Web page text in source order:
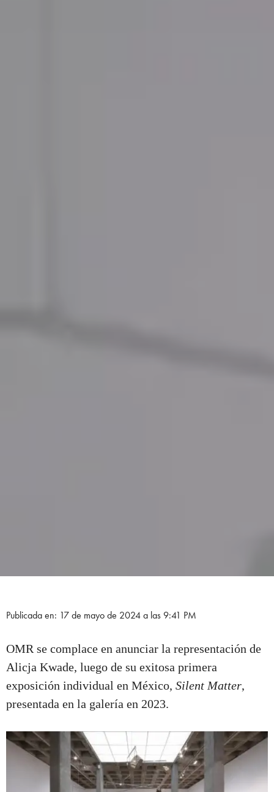
Publicada en: 17 de mayo de 2024 a las 9:41 PM
OMR se complace en anunciar la representación de
Alicja Kwade, luego de su exitosa primera
exposición individual en México, Silent Matter,
presentada en la galería en 2023.